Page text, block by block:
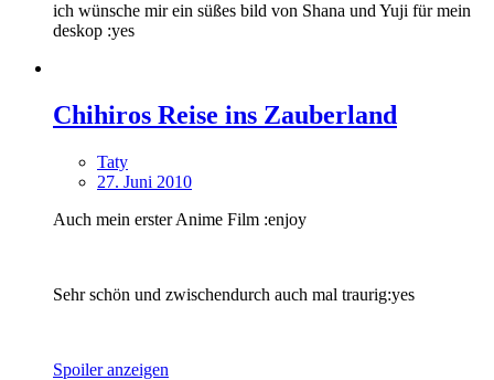
ich wünsche mir ein süßes bild von Shana und Yuji für mein
deskop :yes
Chihiros Reise ins Zauberland
Taty
27. Juni 2010
Auch mein erster Anime Film :enjoy
Sehr schön und zwischendurch auch mal traurig:yes
Spoiler anzeigen